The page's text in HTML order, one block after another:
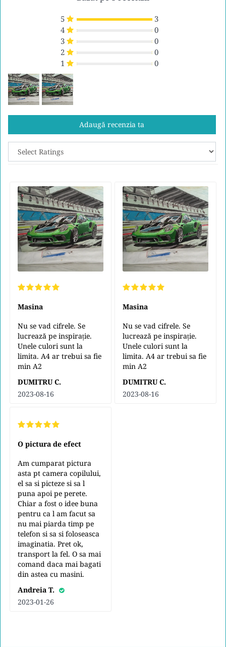
5
3
4
0
3
0
2
0
1
0
Adaugă recenzia ta
Masina
Nu se vad cifrele. Se
lucrează pe inspirație.
Unele culori sunt la
limita. A4 ar trebui sa fie
min A2
DUMITRU C.
2023-08-16
Masina
Nu se vad cifrele. Se
lucrează pe inspirație.
Unele culori sunt la
limita. A4 ar trebui sa fie
min A2
DUMITRU C.
2023-08-16
O pictura de efect
Am cumparat pictura
asta pt camera copilului,
el sa si picteze si sa l
puna apoi pe perete.
Chiar a fost o idee buna
pentru ca l am facut sa
nu mai piarda timp pe
telefon si sa si foloseasca
imaginatia. Pret ok,
transport la fel. O sa mai
comand daca mai bagati
din astea cu masini.
Andreia T.
2023-01-26